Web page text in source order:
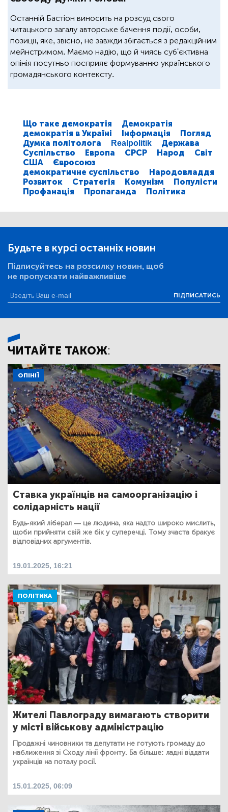
Останній Бастіон виносить на розсуд свого
читацького загалу авторське бачення події, особи,
позиції, яке, звісно, не завжди збігається з редакційним
мейнстримом. Маємо надію, що й чиясь суб'єктивна
опінія посутньо посприяє формуванню українського
громадянського контексту.
Що таке демократія
Демократія
демократія в Україні
Інформація
Погляд
Думка політолога
Realpolitik
Держава
Суспільство
Европа СРСР Народ
Світ
США
Євросоюз
демократичне суспільство
Народовладдя
Розвиток
Стратегія Комунізм
Популісти
Профанація
Пропаганда Політика
Будьте в курсі останніх новин
Підписуйтесь на розсилку новин, щоб
не пропускати найважливіше
ПІДПИСАТИСЬ
ЧИТАЙТЕ ТАКОЖ:
ОПІНІЇ
Ставка українців на самоорганізацію і
солідарність нації
Будь-який ліберал — це людина, яка надто широко мислить,
щоби прийняти свій же бік у суперечці. Тому зчаста бракує
відповідних аргументів.
19.01.2025, 16:21
ПОЛІТИКА
Жителі Павлограду вимагають створити
у місті військову адміністрацію
Продажні чиновники та депутати не готують громаду до
наближення зі Сходу лінії фронту. Ба більше: ладні віддати
українців на поталу росії.
15.01.2025, 06:09